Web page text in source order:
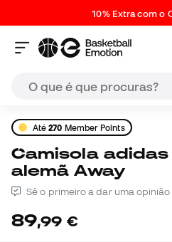
10% Extra com o
Até270 Member Points
Camisola adidas Seleção
alemã Away
Sê o primeiro a dar uma opinião
89,99 €